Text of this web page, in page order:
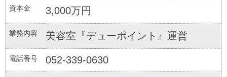
資本金 3,000万円
業務内容 美容室『デューポイント』運営
電話番号 052-339-0630